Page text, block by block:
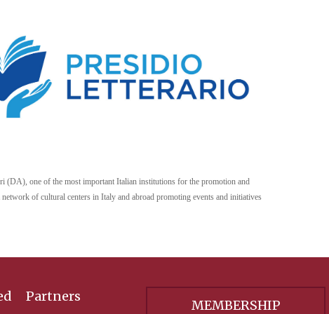
(DA), one of the most important Italian institutions for the promotion and
of cultural centers in Italy and abroad promoting events and initiatives
Partners
MEMBERSHIP